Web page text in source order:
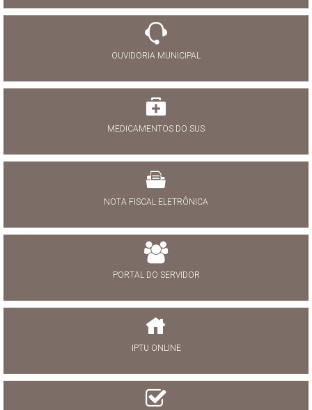
OUVIDORIA MUNICIPAL
MEDICAMENTOS DO SUS
NOTA FISCAL ELETRÔNICA
PORTAL DO SERVIDOR
IPTU ONLINE